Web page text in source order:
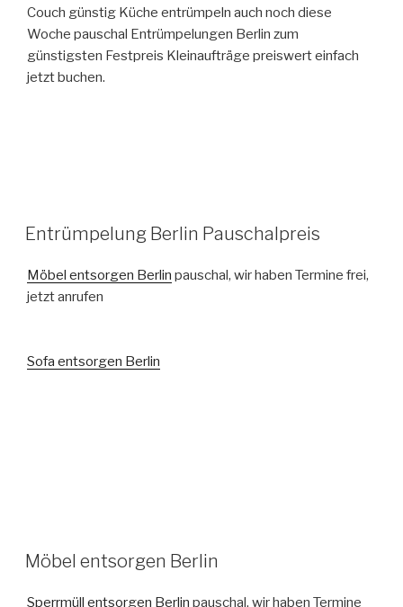
Couch günstig Küche entrümpeln auch noch diese
Woche pauschal Entrümpelungen Berlin zum
günstigsten Festpreis Kleinaufträge preiswert einfach
jetzt buchen.
VERÖFFENTLICHT
AM
Entrümpelung Berlin Pauschalpreis
Möbel entsorgen Berlin pauschal, wir haben Termine frei,
jetzt anrufen
Sofa entsorgen Berlin
VERÖFFENTLICHT
AM
Möbel entsorgen Berlin
Sperrmüll entsorgen Berlin pauschal, wir haben Termine